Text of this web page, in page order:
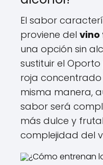
El sabor
proviene del
una opción sin
sustituir el
roja
misma manera,
sabor será
más dulce y
complejidad del